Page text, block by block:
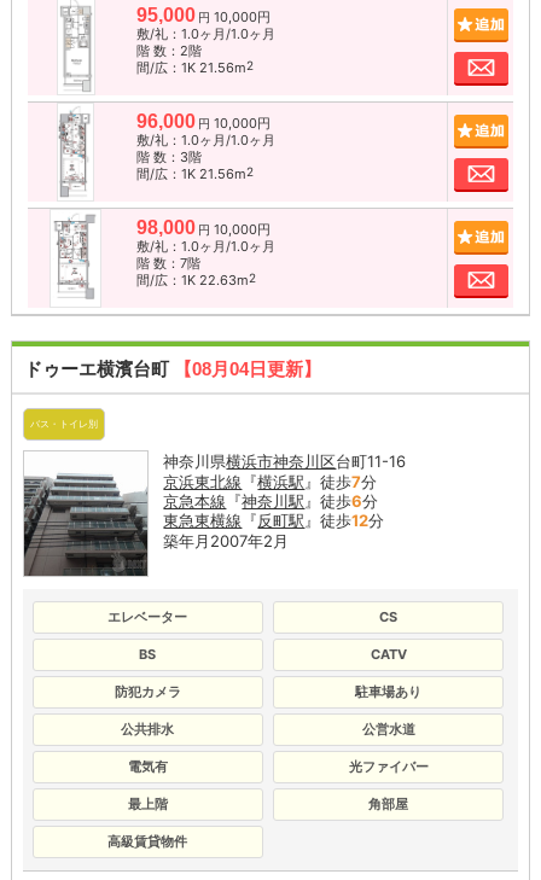
95,000 円 10,000円
敷/礼：1.0ヶ月/1.0ヶ月
階 数：2階
間/広：1K 21.56m2 お
96,000 円 10,000円
敷/礼：1.0ヶ月/1.0ヶ月
階 数：3階
間/広：1K 21.56m2 お
98,000 円 10,000円
敷/礼：1.0ヶ月/1.0ヶ月
階 数：7階
間/広：1K 22.63m2 お
ドゥーエ横濱台町 【08月04日更新】
バス・トイレ別
神奈川県横浜市神奈川区台町11-16
京浜東北線 『横浜駅』徒歩7分
京急本線 『神奈川駅』徒歩6分
東急東横線 『反町駅』徒歩12分
築年月2007年2月
エレベーター CS
BS CATV
防犯カメラ 駐車場あり
公共排水 公営水道
電気有 光ファイバー
最上階 角部屋
高級賃貸物件